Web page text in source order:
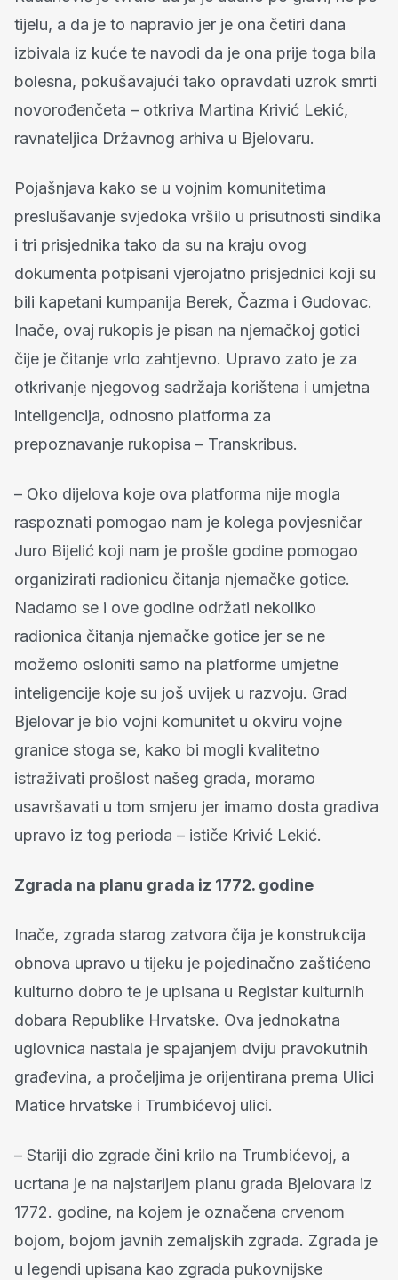
tijelu, a da je to napravio jer je ona četiri dana
izbivala iz kuće te navodi da je ona prije toga bila
bolesna, pokušavajući tako opravdati uzrok smrti
novorođenčeta – otkriva Martina Krivić Lekić,
ravnateljica Državnog arhiva u Bjelovaru.
Pojašnjava kako se u vojnim komunitetima
preslušavanje svjedoka vršilo u prisutnosti sindika
i tri prisjednika tako da su na kraju ovog
dokumenta potpisani vjerojatno prisjednici koji su
bili kapetani kumpanija Berek, Čazma i Gudovac.
Inače, ovaj rukopis je pisan na njemačkoj gotici
čije je čitanje vrlo zahtjevno. Upravo zato je za
otkrivanje njegovog sadržaja korištena i umjetna
inteligencija, odnosno platforma za
prepoznavanje rukopisa – Transkribus.
– Oko dijelova koje ova platforma nije mogla
raspoznati pomogao nam je kolega povjesničar
Juro Bijelić koji nam je prošle godine pomogao
organizirati radionicu čitanja njemačke gotice.
Nadamo se i ove godine održati nekoliko
radionica čitanja njemačke gotice jer se ne
možemo osloniti samo na platforme umjetne
inteligencije koje su još uvijek u razvoju. Grad
Bjelovar je bio vojni komunitet u okviru vojne
granice stoga se, kako bi mogli kvalitetno
istraživati prošlost našeg grada, moramo
usavršavati u tom smjeru jer imamo dosta gradiva
upravo iz tog perioda – ističe Krivić Lekić.
Zgrada na planu grada iz 1772. godine
Inače, zgrada starog zatvora čija je konstrukcija
obnova upravo u tijeku je pojedinačno zaštićeno
kulturno dobro te je upisana u Registar kulturnih
dobara Republike Hrvatske. Ova jednokatna
uglovnica nastala je spajanjem dviju pravokutnih
građevina, a pročeljima je orijentirana prema Ulici
Matice hrvatske i Trumbićevoj ulici.
– Stariji dio zgrade čini krilo na Trumbićevoj, a
ucrtana je na najstarijem planu grada Bjelovara iz
1772. godine, na kojem je označena crvenom
bojom, bojom javnih zemaljskih zgrada. Zgrada je
u legendi upisana kao zgrada pukovnijske